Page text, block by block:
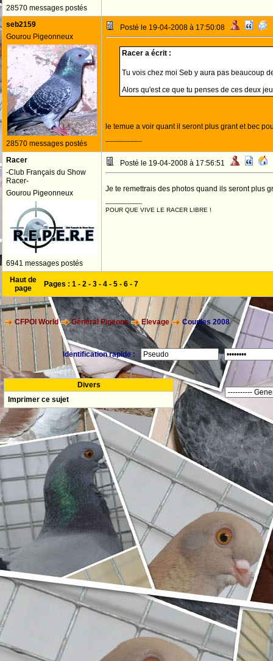
28570 messages postés
seb2159
Gourou Pigeonneux
28570 messages postés
Posté le 19-04-2008 à 17:50:08
Racer a écrit :
Tu vois chez moi Seb y aura pas beaucoup
Alors qu'est ce que tu penses de ces deux
le temue a voir quant il seront plus grant et bec
--------------------
Racer
-Club Français du Show
Racer-
Gourou Pigeonneux
6941 messages postés
Posté le 19-04-2008 à 17:56:51
Je te remettrais des photos quand ils seront plus
--------------------
POUR QUE VIVE LE RACER LIBRE !
Haut de
page
Pages : 1 - 2 - 3 - 4 - 5 - 6 - 7
CFPOI World Général Pigeons Elevage Couples 2008
Identification rapide :
Divers
Imprimer ce sujet